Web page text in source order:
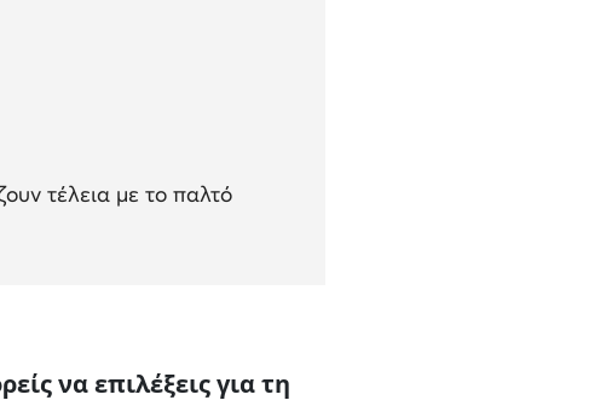
τέλεια με το παλτό
να επιλέξεις για τη